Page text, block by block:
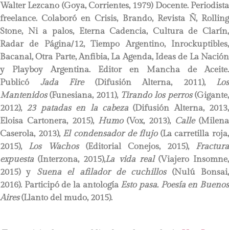
Walter Lezcano (Goya, Corrientes, 1979) Docente. Periodista
freelance. Colaboró en Crisis, Brando, Revista Ñ, Rolling
Stone, Ni a palos, Eterna Cadencia, Cultura de Clarín,
Radar de Página/12, Tiempo Argentino, Inrockuptibles,
Bacanal, Otra Parte, Anfibia, La Agenda, Ideas de La Nación
y Playboy Argentina. Editor en Mancha de Aceite.
Publicó Jada Fire(Difusión Alterna, 2011), Los
Mantenidos(Funesiana, 2011), Tirando los perros(Gigante,
2012),23 patadas en la cabeza(Difusión Alterna, 2013,
Eloisa Cartonera, 2015), Humo(Vox, 2013), Calle(Milena
Caserola, 2013), El condensador de flujo(La carretilla roja,
2015), Los Wachos(Editorial Conejos, 2015), Fractura
expuesta(Interzona, 2015),La vida real(Viajero Insomne,
2015) y Suena el afilador de cuchillos(Nulú Bonsai,
2016). Participó de la antología Esto pasa. Poesía en Buenos
Aires(Llanto del mudo, 2015).